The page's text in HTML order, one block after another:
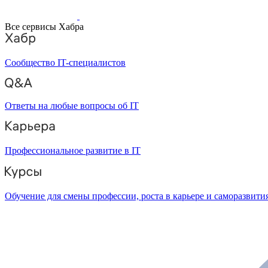
Все сервисы Хабра
Сообщество IT-специалистов
Ответы на любые вопросы об IT
Профессиональное развитие в IT
Обучение для смены профессии, роста в карьере и